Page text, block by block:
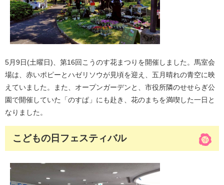
5月9日(土曜日)、第16回こうのす花まつりを開催しました。馬室会
場は、赤いポピーとハゼリソウが見頃を迎え、五月晴れの青空に映
えていました。また、オープンガーデンと、市役所隣のせせらぎ公
園で開催していた「のすぱ」にも赴き、花のまちを満喫した一日と
なりました。
こどもの日フェスティバル